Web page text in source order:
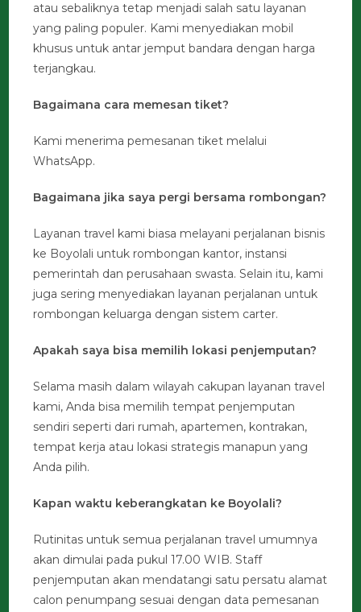
atau sebaliknya tetap menjadi salah satu layanan
yang paling populer. Kami menyediakan mobil
khusus untuk antar jemput bandara dengan harga
terjangkau.
Bagaimana cara memesan tiket?
Kami menerima pemesanan tiket melalui
WhatsApp.
Bagaimana jika saya pergi bersama rombongan?
Layanan travel kami biasa melayani perjalanan bisnis
ke Boyolali untuk rombongan kantor, instansi
pemerintah dan perusahaan swasta. Selain itu, kami
juga sering menyediakan layanan perjalanan untuk
rombongan keluarga dengan sistem carter.
Apakah saya bisa memilih lokasi penjemputan?
Selama masih dalam wilayah cakupan layanan travel
kami, Anda bisa memilih tempat penjemputan
sendiri seperti dari rumah, apartemen, kontrakan,
tempat kerja atau lokasi strategis manapun yang
Anda pilih.
Kapan waktu keberangkatan ke Boyolali?
Rutinitas untuk semua perjalanan travel umumnya
akan dimulai pada pukul 17.00 WIB. Staff
penjemputan akan mendatangi satu persatu alamat
calon penumpang sesuai dengan data pemesanan